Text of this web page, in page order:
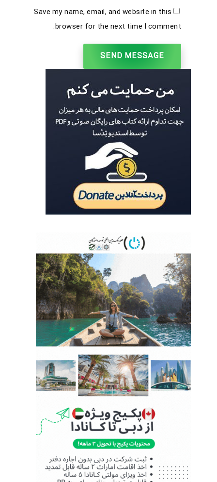
Save my name, email, and website in this
browser for the next time I comment.